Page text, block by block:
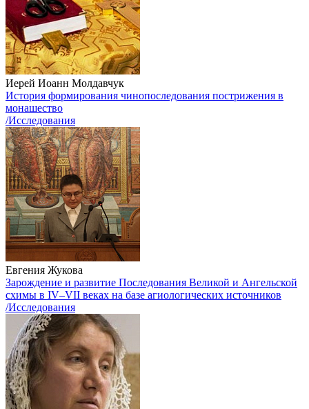
Иерей Иоанн Молдавчук
История формирования чинопоследования пострижения в
монашество
/Исследования
Евгения Жукова
Зарождение и развитие Последования Великой и Ангельской
схимы в ΙV–VII веках на базе агиологических источников
/Исследования